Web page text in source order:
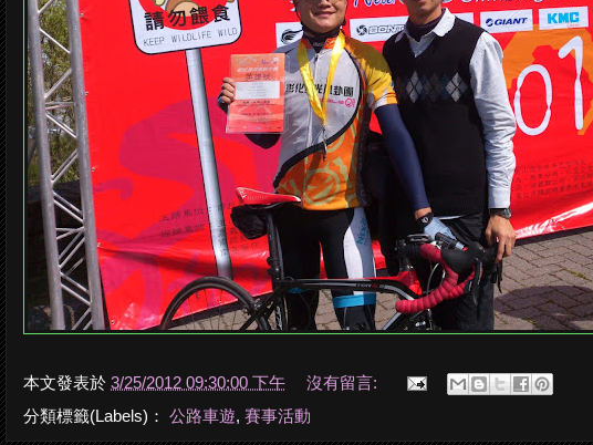
本文發表於 3/25/2012 09:30:00 下午
沒有留言:
分類標籤(Labels)： 公路車遊, 賽事活動